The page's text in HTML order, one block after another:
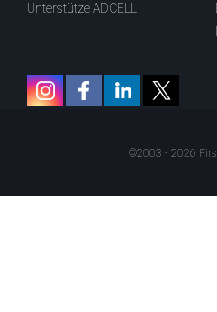
Unterstütze ADCELL
©2003 - 2026